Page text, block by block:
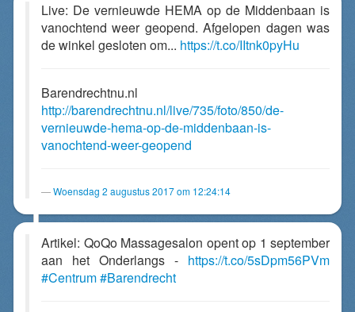
Live: De vernieuwde HEMA op de Middenbaan is
vanochtend weer geopend. Afgelopen dagen was
de winkel gesloten om... https://t.co/IItnk0pyHu
Barendrechtnu.nl
http://barendrechtnu.nl/live/735/foto/850/de-
vernieuwde-hema-op-de-middenbaan-is-
vanochtend-weer-geopend
Woensdag 2 augustus 2017 om 12:24:14
Artikel: QoQo Massagesalon opent op 1 september
aan het Onderlangs - https://t.co/5sDpm56PVm
#Centrum#Barendrecht